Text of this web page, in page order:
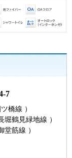
7
橋線 ）
堀鶴見緑地線 ）
堂筋線 ）